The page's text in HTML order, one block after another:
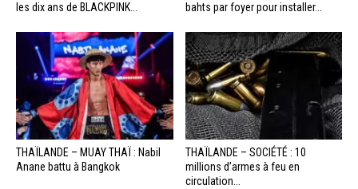
les dix ans de BLACKPINK...
bahts par foyer pour installer...
THAÏLANDE – MUAY THAÏ : Nabil
Anane battu à Bangkok
THAÏLANDE – SOCIÉTÉ : 10
millions d’armes à feu en
circulation...